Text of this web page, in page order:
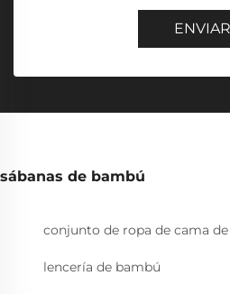
ENVIAR
sábanas de bambú
conjunto de ropa de cama
lencería de bambú